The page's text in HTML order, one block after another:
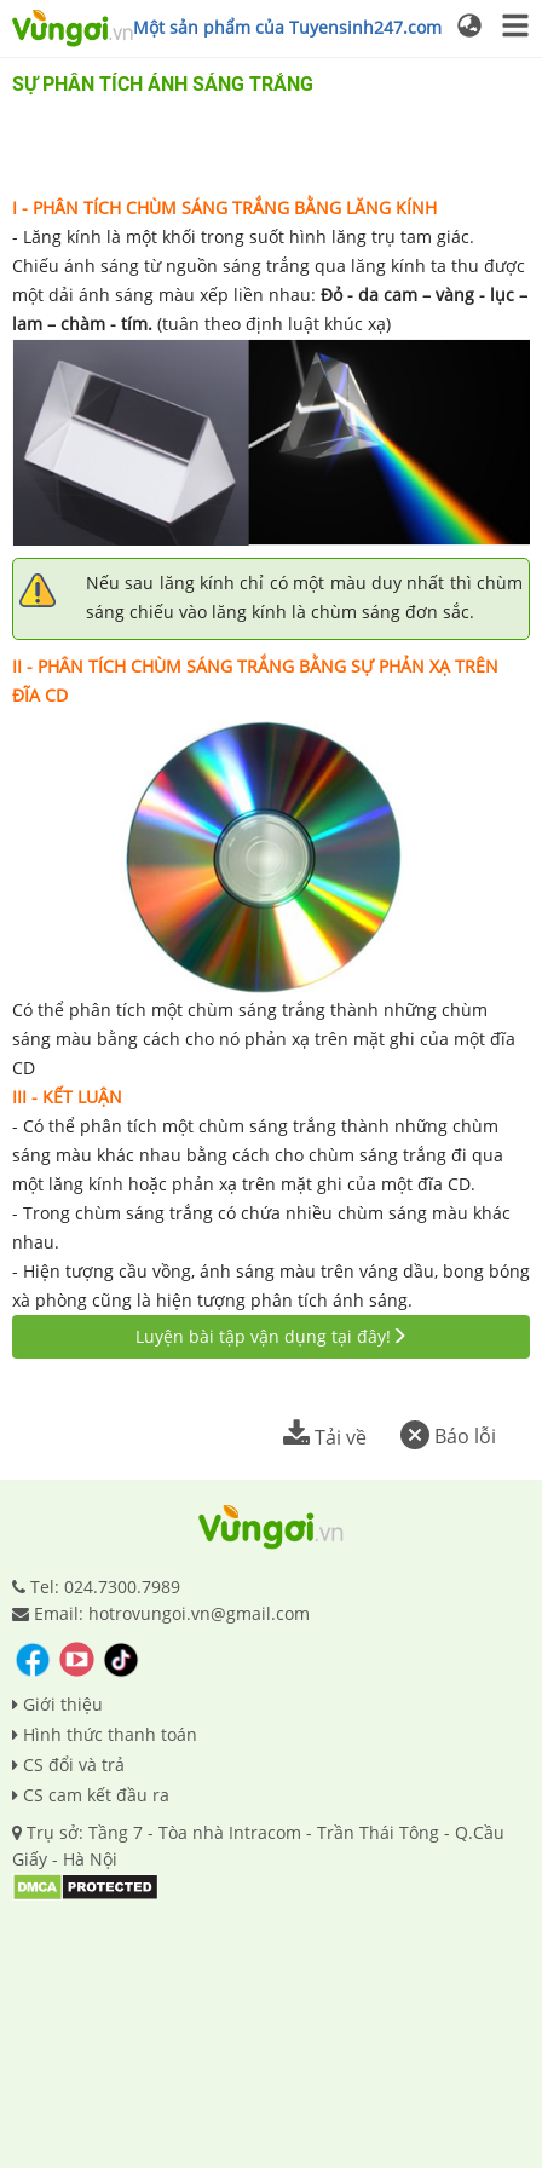
Một sản phẩm của Tuyensinh247.com
SỰ PHÂN TÍCH ÁNH SÁNG TRẮNG
I - PHÂN TÍCH CHÙM SÁNG TRẮNG BẰNG LĂNG KÍNH
- Lăng kính là một khối trong suốt hình lăng trụ tam giác.
Chiếu ánh sáng từ nguồn sáng trắng qua lăng kính ta thu được
một dải ánh sáng màu xếp liền nhau: Đỏ - da cam – vàng - lục –
lam – chàm - tím. (tuân theo định luật khúc xạ)
Nếu sau lăng kính chỉ có một màu duy nhất thì chùm
sáng chiếu vào lăng kính là chùm sáng đơn sắc.
II - PHÂN TÍCH CHÙM SÁNG TRẮNG BẰNG SỰ PHẢN XẠ TRÊN
ĐĨA CD
Có thể phân tích một chùm sáng trắng thành những chùm
sáng màu bằng cách cho nó phản xạ trên mặt ghi của một đĩa
CD
III - KẾT LUẬN
- Có thể phân tích một chùm sáng trắng thành những chùm
sáng màu khác nhau bằng cách cho chùm sáng trắng đi qua
một lăng kính hoặc phản xạ trên mặt ghi của một đĩa CD.
- Trong chùm sáng trắng có chứa nhiều chùm sáng màu khác
nhau.
- Hiện tượng cầu vồng, ánh sáng màu trên váng dầu, bong bóng
xà phòng cũng là hiện tượng phân tích ánh sáng.
Luyện bài tập vận dụng tại đây!
Báo lỗi
Tải về
Tel: 024.7300.7989
Email: hotrovungoi.vn@gmail.com
Giới thiệu
Hình thức thanh toán
CS đổi và trả
CS cam kết đầu ra
Trụ sở: Tầng 7 - Tòa nhà Intracom - Trần Thái Tông - Q.Cầu
Giấy - Hà Nội